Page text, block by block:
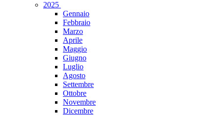
2025
Gennaio
Febbraio
Marzo
Aprile
Maggio
Giugno
Luglio
Agosto
Settembre
Ottobre
Novembre
Dicembre